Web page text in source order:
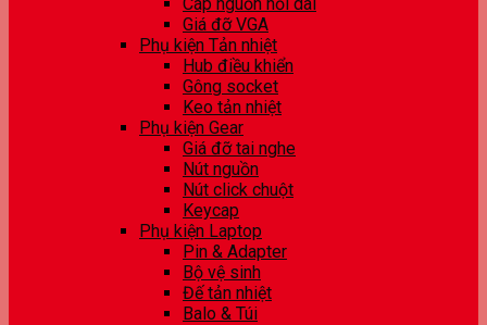
Giá đỡ VGA
Phụ kiện Tản nhiệt
Hub điều khiển
Gông socket
Keo tản nhiệt
Phụ kiện Gear
Giá đỡ tai nghe
Nút nguồn
Nút click chuột
Keycap
Phụ kiện Laptop
Pin & Adapter
Bộ vệ sinh
Đế tản nhiệt
Balo & Túi